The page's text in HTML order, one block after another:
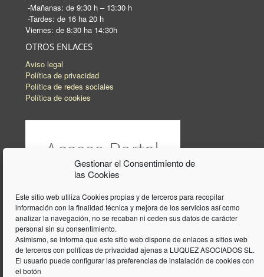
Gestionar el Consentimiento de
las Cookies
Este sitio web utiliza Cookies propias y de terceros para recopilar
información con la finalidad técnica y mejora de los servicios así como
analizar la navegación, no se recaban ni ceden sus datos de carácter
personal sin su consentimiento.
Asimismo, se informa que este sitio web dispone de enlaces a sitios web
de terceros con políticas de privacidad ajenas a LUQUEZ ASOCIADOS SL.
El usuario puede configurar las preferencias de instalación de cookies con
el botón
-Mañanas: de 9:30 h – 13:30 h
-Tardes: de 16 ha 20 h
Viernes: de 8:30 ha 14:30h
OTROS ENLACES
Aviso legal
Política de privacidad
Política de redes sociales
Política de cookies